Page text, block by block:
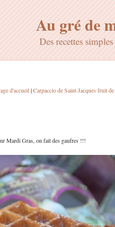
Au gré de
Des recettes
d'accueil|Carpaccio de Saint-Jacques fruit
Mardi Gras, on fait des gaufres !!!